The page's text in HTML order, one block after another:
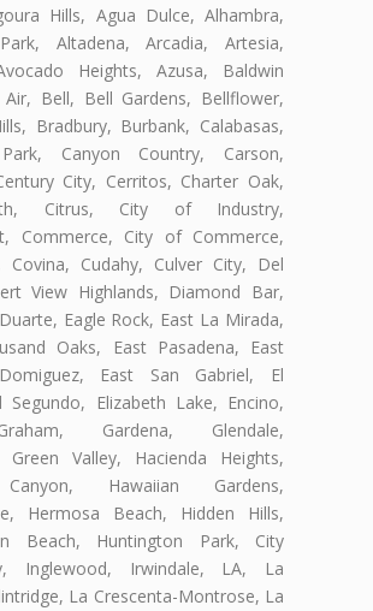
Hills, Agua Dulce, Alhambra,
Altadena, Arcadia, Artesia,
Heights, Azusa, Baldwin
Air, Bell, Bell Gardens, Bellflower,
Bradbury, Burbank, Calabasas,
Canyon Country, Carson,
City, Cerritos, Charter Oak,
Citrus, City of Industry,
Commerce, City of Commerce,
Covina, Cudahy, Culver City, Del
View Highlands, Diamond Bar,
Eagle Rock, East La Mirada,
Oaks, East Pasadena, East
East San Gabriel, El
Segundo, Elizabeth Lake, Encino,
Graham, Gardena, Glendale,
Green Valley, Hacienda Heights,
Hawaiian Gardens,
Hermosa Beach, Hidden Hills,
Beach, Huntington Park, City
Inglewood, Irwindale, LA, La
La Crescenta-Montrose, La